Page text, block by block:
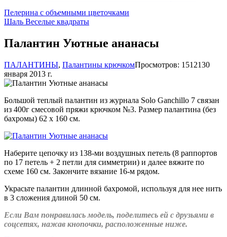
Пелерина с объемными цветочками
Шаль Веселые квадраты
Палантин Уютные ананасы
ПАЛАНТИНЫ, Палантины крючкомПросмотров: 1512130
января 2013 г.
Большой теплый палантин из журнала Solo Ganchillo 7 связан
из 400г смесовой пряжи крючком №3. Размер палантина (без
бахромы) 62 х 160 см.
Наберите цепочку из 138-ми воздушных петель (8 раппортов
по 17 петель + 2 петли для симметрии) и далее вяжите по
схеме 160 см. Закончите вязание 16-м рядом.
Украсьте палантин длинной бахромой, используя для нее нить
в 3 сложения длиной 50 см.
Если Вам понравилась модель, поделитесь ей с друзьями в
соцсетях, нажав кнопочки, расположенные ниже.